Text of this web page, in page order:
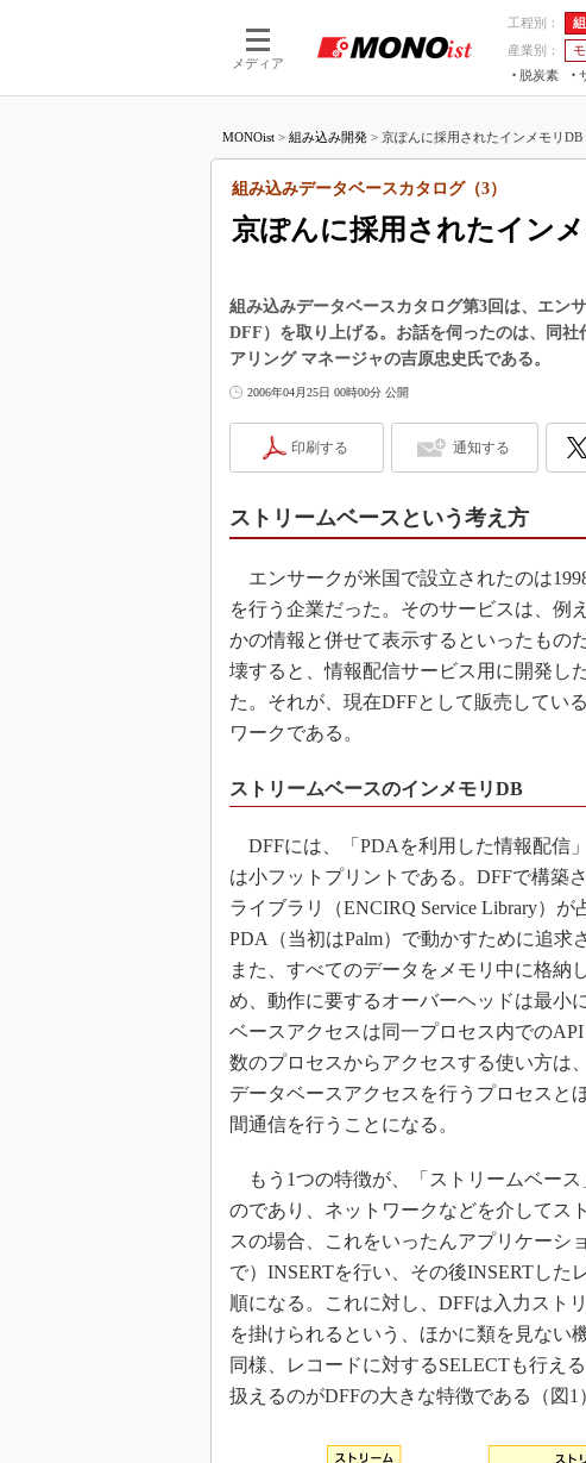
メディア
工程別：
産業別：
脱炭素
つながる工場
つながるサービス
AI×設備保全
MONOist > 組み込み開発 > 京ぽんに採用されたインメモリDB
京ぽんに採用されたイン
組み込みデータベースカタログ（3）
組み込みデータベースカタログ第3回は、エン
DFF）を取り上げる。お話を伺ったのは、同
アリング マネージャの吉原忠史氏である。
2006年04月25日 00時00分 公開
印刷する 通知する
ストリームベースという考え方
エンサークが米国で設立されたのは
を行う企業だった。そのサービスは、例
かの情報と併せて表示するといったもの
壊すると、情報配信サービス用に開発し
た。それが、現在DFFとして販売してい
ワークである。
ストリームベースのインメモリDB
DFFには、「PDAを利用した情報配信
は小フットプリントである。DFFで構築
ライブラリ（ENCIRQ Service Library）が
PDA（当初はPalm）で動かすために追求
また、すべてのデータをメモリ中に格納
め、動作に要するオーバーヘッドは最小
ベースアクセスは同一プロセス内での
数のプロセスからアクセスする使い方は
データベースアクセスを行うプロセスと
間通信を行うことになる。
もう1つの特徴が、「ストリームベー
のであり、ネットワークなどを介してス
スの場合、これをいったんアプリケーシ
で）INSERTを行い、その後INSERTし
順になる。これに対し、DFFは入力スト
を掛けられるという、ほかに類を見ない
同様、レコードに対するSELECTも行え
扱えるのがDFFの大きな特徴である（図1